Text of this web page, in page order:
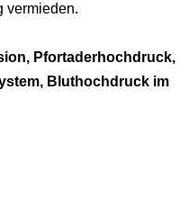
vermieden.
Pfortaderhochdruck,
Bluthochdruck im